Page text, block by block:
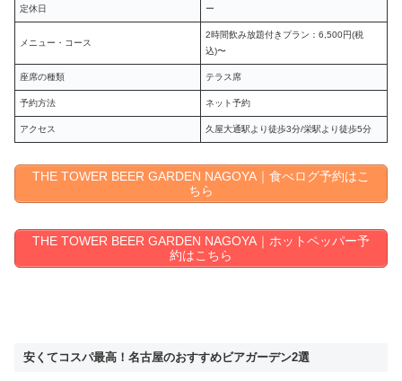
定休日 ー
メニュー・コース
2時間飲み放題付きプラン：6,500円(税
込)〜
座席の種類 テラス席
予約方法 ネット予約
アクセス 久屋大通駅より徒歩3分/栄駅より徒歩5分
THE TOWER BEER GARDEN NAGOYA｜食べログ予約はこ
ちら
THE TOWER BEER GARDEN NAGOYA｜ホットペッパー予
約はこちら
安くてコスパ最高！名古屋のおすすめビアガーデン2選